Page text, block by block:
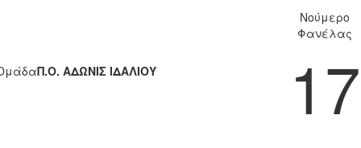
Π.Ο. ΑΔΩΝΙΣ ΙΔΑΛΙΟΥ
Νούμερο
Φανέλας
17